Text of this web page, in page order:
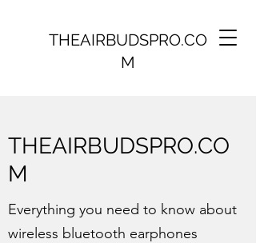
THEAIRBUDSPRO.CO
M
THEAIRBUDSPRO.CO
M
Everything you need to know about
wireless bluetooth earphones